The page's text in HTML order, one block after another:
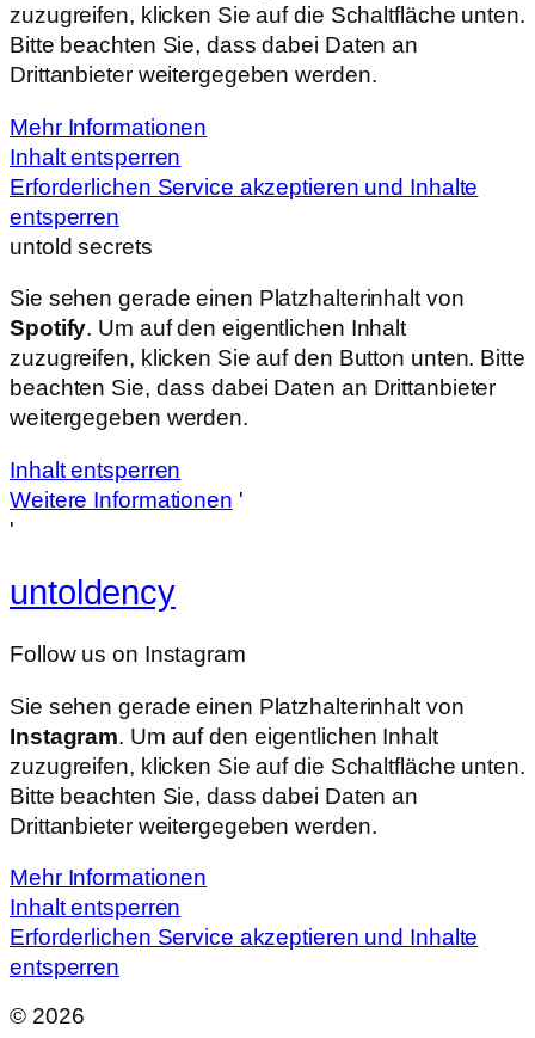
zuzugreifen, klicken Sie auf die Schaltfläche unten.
Bitte beachten Sie, dass dabei Daten an
Drittanbieter weitergegeben werden.
Mehr Informationen
Inhalt entsperren
Erforderlichen Service akzeptieren und Inhalte
entsperren
untold secrets
Sie sehen gerade einen Platzhalterinhalt von
Spotify. Um auf den eigentlichen Inhalt
zuzugreifen, klicken Sie auf den Button unten. Bitte
beachten Sie, dass dabei Daten an Drittanbieter
weitergegeben werden.
Inhalt entsperren
Weitere Informationen '
'
untoldency
Follow us on Instagram
Sie sehen gerade einen Platzhalterinhalt von
Instagram. Um auf den eigentlichen Inhalt
zuzugreifen, klicken Sie auf die Schaltfläche unten.
Bitte beachten Sie, dass dabei Daten an
Drittanbieter weitergegeben werden.
Mehr Informationen
Inhalt entsperren
Erforderlichen Service akzeptieren und Inhalte
entsperren
© 2026